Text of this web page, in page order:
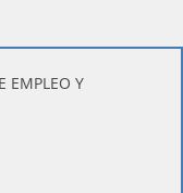
EMPLEO Y